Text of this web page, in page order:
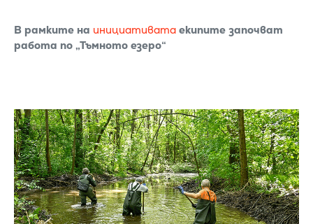
В рамките на инициативата екипите започват
работа по „Тъмното езеро“